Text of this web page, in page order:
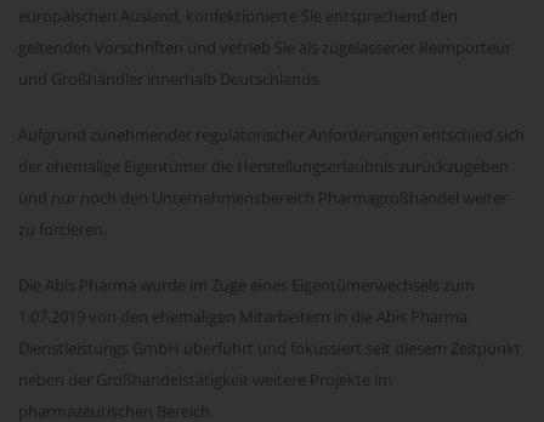
europäischen Ausland, konfektionierte Sie entsprechend den
geltenden Vorschriften und vetrieb Sie als zugelassener Reimporteur
und Großhändler innerhalb Deutschlands.
Aufgrund zunehmender regulatorischer Anforderungen entschied sich
der ehemalige Eigentümer die Herstellungserlaubnis zurückzugeben
und nur noch den Unternehmensbereich Pharmagroßhandel weiter
zu forcieren.
Die Abis Pharma wurde im Zuge eines Eigentümerwechsels zum
1.07.2019 von den ehemaligen Mitarbeitern in die Abis Pharma
Dienstleistungs GmbH überführt und fokussiert seit diesem Zeitpunkt
neben der Großhandelstätigkeit weitere Projekte im
pharmazeutischen Bereich.